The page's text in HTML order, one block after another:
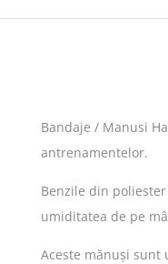
Bandaje / Manusi
antrenamentelor.
Benzile din
umiditatea de pe
Aceste mănuși sunt